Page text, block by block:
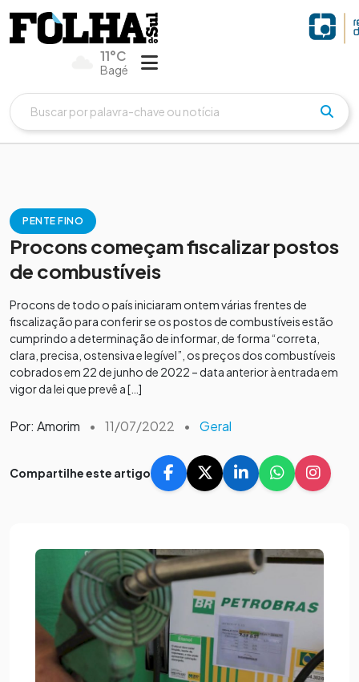
11°C
Bagé
PENTE FINO
Procons começam fiscalizar postos
de combustíveis
Procons de todo o país iniciaram ontem várias frentes de
fiscalização para conferir se os postos de combustíveis estão
cumprindo a determinação de informar, de forma “correta,
clara, precisa, ostensiva e legível”, os preços dos combustíveis
cobrados em 22 de junho de 2022 – data anterior à entrada em
vigor da lei que prevê a […]
Por: Amorim • 11/07/2022 • Geral
Compartilhe este artigo